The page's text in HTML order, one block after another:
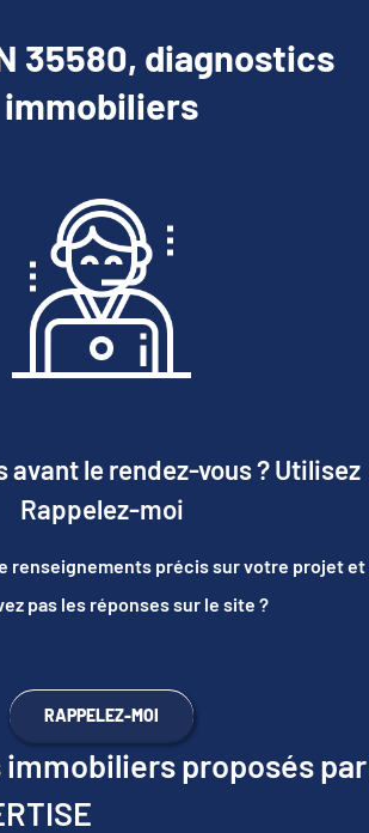
35580, diagnostics
immobiliers
avant le rendez-vous ? Utilisez
Rappelez-moi
renseignements précis sur votre projet et
pas les réponses sur le site ?
RAPPELEZ-MOI
proposés par